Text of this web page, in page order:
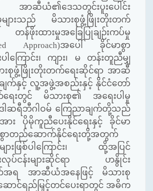
ဆီယံ၏ဒေသတွင်းပူးပေါင်း
များသည် မိသားစုဖွံ့ဖြိုးတိုးတက်
န်ဖိုးထားမှုအခြေပြုချဉ်းကပ်မှု
Approach)အပေါ် ခိုင်မာစွာ
ါကြောင်း၊ ကျား၊ မ တန်းတူညီမျှ
းစုဖွံ့ဖြိုးတိုးတက်ရေးဆိုင်ရာ အာဆီ
ျက်နှင့် လူ့အဖွဲ့အစည်းနှင့် နိုင်ငံတော်
ေးတွင် မိသားစု၏ အရေးပါမှု
ါဆရီဘီဂါဝမ် ကြေညာချက်တို့သည်
အား ပိုမိုကူညီပေးနိုင်ရေးနှင့် ခိုင်မာ
စွာတည်ဆောက်နိုင်ရေးတို့အတွက်
ားဖြစ်ပါကြောင်း၊ ထို့အပြင်
လုပ်ငန်းများဆိုင်ရာ ဟနွိုင်း
က်အရ အာဆီယံအနေဖြင့် မိသားစု
ဆောင်ရည်မြှင့်တင်ပေးရာတွင် အဓိက